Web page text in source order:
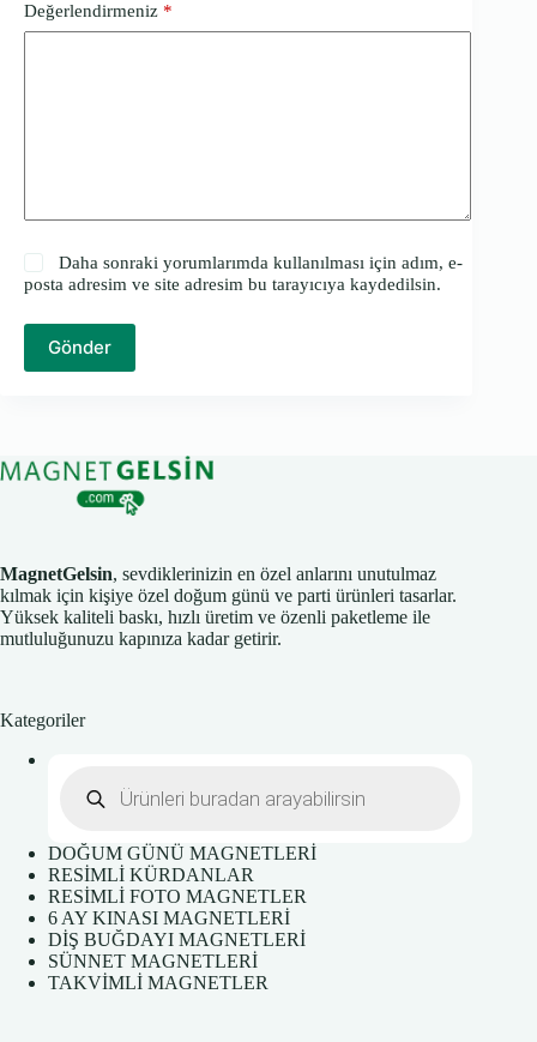
Değerlendirmeniz *
Daha sonraki yorumlarımda kullanılması için adım, e-
posta adresim ve site adresim bu tarayıcıya kaydedilsin.
Gönder
MagnetGelsin, sevdiklerinizin en özel anlarını unutulmaz
kılmak için kişiye özel doğum günü ve parti ürünleri tasarlar.
Yüksek kaliteli baskı, hızlı üretim ve özenli paketleme ile
mutluluğunuzu kapınıza kadar getirir.
Kategoriler
search
DOĞUM GÜNÜ MAGNETLERİ
RESİMLİ KÜRDANLAR
RESİMLİ FOTO MAGNETLER
6 AY KINASI MAGNETLERİ
DİŞ BUĞDAYI MAGNETLERİ
SÜNNET MAGNETLERİ
TAKVİMLİ MAGNETLER